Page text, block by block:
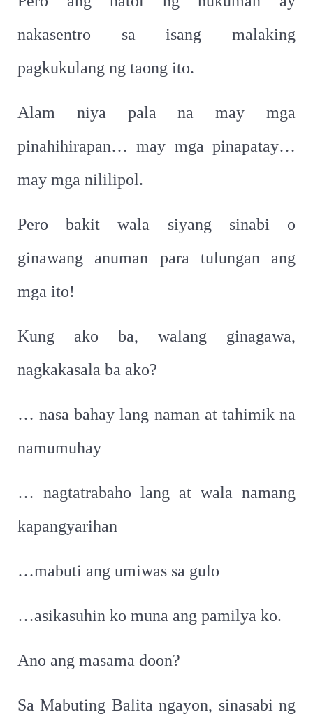
nakasentro sa isang malaking
pagkukulang ng taong ito.
Alam niya pala na may mga
pinahihirapan… may mga pinapatay…
may mga nililipol.
Pero bakit wala siyang sinabi o
ginawang anuman para tulungan ang
mga ito!
Kung ako ba, walang ginagawa,
nagkakasala ba ako?
… nasa bahay lang naman at tahimik na
namumuhay
… nagtatrabaho lang at wala namang
kapangyarihan
…mabuti ang umiwas sa gulo
…asikasuhin ko muna ang pamilya ko.
Ano ang masama doon?
Sa Mabuting Balita ngayon, sinasabi ng